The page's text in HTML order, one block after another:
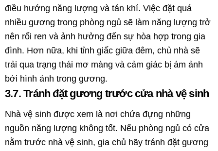
điều hướng năng lượng và tán khí. Việc đặt quá
nhiều gương trong phòng ngủ sẽ làm năng lượng trở
nên rối ren và ảnh hưởng đến sự hòa hợp trong gia
đình. Hơn nữa, khi tỉnh giấc giữa đêm, chủ nhà sẽ
trải qua trạng thái mơ màng và cảm giác bị ám ảnh
bởi hình ảnh trong gương.
3.7. Tránh đặt gương trước cửa nhà vệ sinh
Nhà vệ sinh được xem là nơi chứa đựng những
nguồn năng lượng không tốt. Nếu phòng ngủ có cửa
nằm trước nhà vệ sinh, gia chủ hãy tránh đặt gương